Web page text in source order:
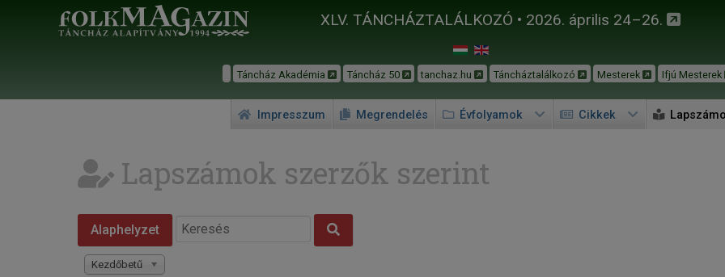
XLV. TÁNCHÁZTALÁLKOZÓ • 2026. április 24–26.
Táncház Akadémia Táncház 50 tanchaz.hu Táncháztalálkozó Mesterek Ifjú Mesterek
Impresszum Megrendelés Évfolyamok Cikkek
Lapszámok szerzők szerint
Alaphelyzet
Kezdőbetű